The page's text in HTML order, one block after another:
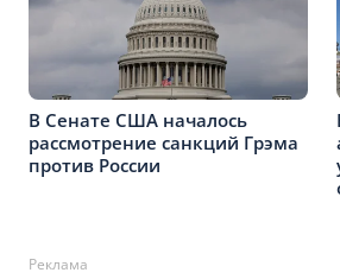
В Сенате США началось
рассмотрение санкций Грэма
против России
Реклама